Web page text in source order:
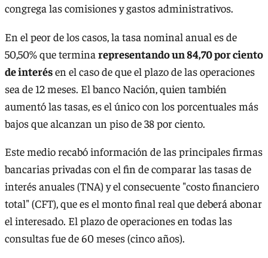
congrega las comisiones y gastos administrativos.
En el peor de los casos, la tasa nominal anual es de
50,50% que termina representando un 84,70 por ciento
de interésen el caso de que el plazo de las operaciones
sea de 12 meses. El banco Nación, quien también
aumentó las tasas, es el único con los porcentuales más
bajos que alcanzan un piso de 38 por ciento.
Este medio recabó información de las principales firmas
bancarias privadas con el fin de comparar las tasas de
interés anuales (TNA) y el consecuente "costo financiero
total" (CFT), que es el monto final real que deberá abonar
el interesado. El plazo de operaciones en todas las
consultas fue de 60 meses (cinco años).